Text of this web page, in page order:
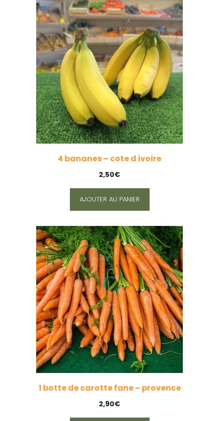
4 bananes – cote d ivoire
2,50€
AJOUTER AU PANIER
1 botte de carotte fane – provence
2,90€